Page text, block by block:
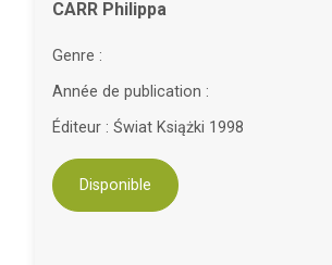
CARR Philippa
Genre :
Année de publication :
Éditeur : Świat Książki 1998
Disponible